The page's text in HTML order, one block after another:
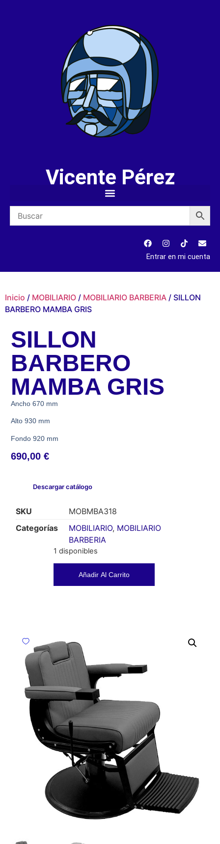
Vicente Pérez
Entrar en mi cuenta
Inicio / MOBILIARIO / MOBILIARIO BARBERIA / SILLON
BARBERO MAMBA GRIS
SILLON
BARBERO
MAMBA GRIS
Ancho 670 mm
Alto 930 mm
Fondo 920 mm
690,00€
Descargar catálogo
SKU
MOBMBA318
Categorías
MOBILIARIO, MOBILIARIO
BARBERIA
1 disponibles
Añadir Al Carrito